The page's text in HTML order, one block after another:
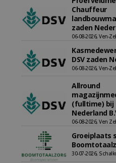
Chauffeur
zaden
06-08-2026, Ven-
DSV zaden
06-08-2026, Ven-
Allround
(fulltime) bij
Nederland
06-08-2026, Ven
Groeiplaats
30-07-2026,